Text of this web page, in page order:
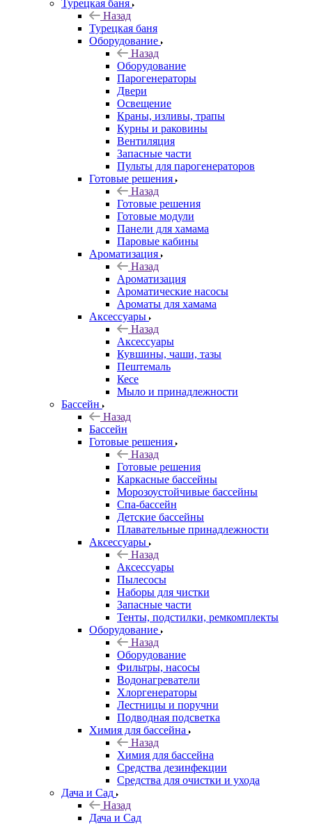
Турецкая баня
Назад
Турецкая баня
Оборудование
Назад
Оборудование
Парогенераторы
Двери
Освещение
Краны, изливы, трапы
Курны и раковины
Вентиляция
Запасные части
Пульты для парогенераторов
Готовые решения
Назад
Готовые решения
Готовые модули
Панели для хамама
Паровые кабины
Ароматизация
Назад
Ароматизация
Ароматические насосы
Ароматы для хамама
Аксессуары
Назад
Аксессуары
Кувшины, чаши, тазы
Пештемаль
Кесе
Мыло и принадлежности
Бассейн
Назад
Бассейн
Готовые решения
Назад
Готовые решения
Каркасные бассейны
Морозоустойчивые бассейны
Спа-бассейн
Детские бассейны
Плавательные принадлежности
Аксессуары
Назад
Аксессуары
Пылесосы
Наборы для чистки
Запасные части
Тенты, подстилки, ремкомплекты
Оборудование
Назад
Оборудование
Фильтры, насосы
Водонагреватели
Хлоргенераторы
Лестницы и поручни
Подводная подсветка
Химия для бассейна
Назад
Химия для бассейна
Средства дезинфекции
Средства для очистки и ухода
Дача и Сад
Назад
Дача и Сад